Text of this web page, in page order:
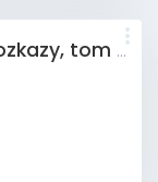
Pisma - mowy - rozkazy, tom VII